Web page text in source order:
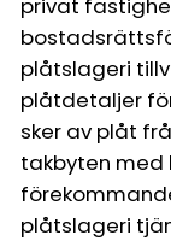
privat
plåtslageri
plåtdetaljer
sker av plåt
takbyten med
plåtslageri